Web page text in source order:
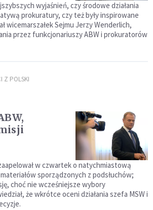
wyjaśnień, czy środowe działania
prokuratury, czy też były inspirowane
wicemarszałek Sejmu Jerzy Wenderlich,
przez funkcjonariuszy ABW i prokuratorów
Z POLSKI
w czwartek o natychmiastową
sporządzonych z podsłuchów;
choć nie wcześniejsze wybory
że wkrótce oceni działania szefa MSW i